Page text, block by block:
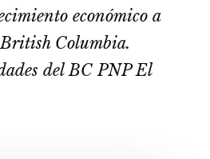
económico a
Columbia.
del BC PNP El